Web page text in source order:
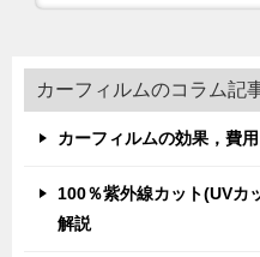
カーフィルムのコラム記
カーフィルムの効果，費
100％紫外線カット(UVカ
解説